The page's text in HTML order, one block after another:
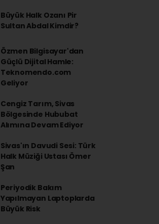
Büyük Halk Ozanı Pir
Sultan Abdal Kimdir?
Özmen Bilgisayar'dan
Güçlü Dijital Hamle:
Teknomendo.com
Geliyor
Cengiz Tarım, Sivas
Bölgesinde Hububat
Alımına Devam Ediyor
Sivas'ın Davudi Sesi: Türk
Halk Müziği Ustası Ömer
Şan
Periyodik Bakım
Yapılmayan Laptoplarda
Büyük Risk